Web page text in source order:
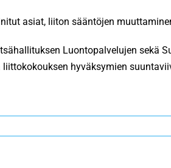
asiat, liiton sääntöjen
Luontopalvelujen sekä
hyväksymien